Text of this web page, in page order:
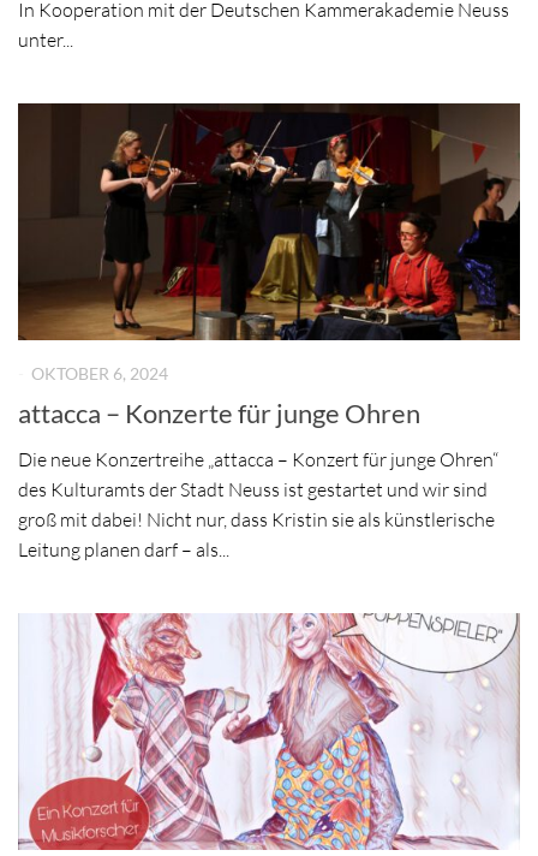
In Kooperation mit der Deutschen Kammerakademie Neuss
unter...
OKTOBER 6, 2024
attacca – Konzerte für junge Ohren
Die neue Konzertreihe „attacca – Konzert für junge Ohren“
des Kulturamts der Stadt Neuss ist gestartet und wir sind
groß mit dabei! Nicht nur, dass Kristin sie als künstlerische
Leitung planen darf – als...